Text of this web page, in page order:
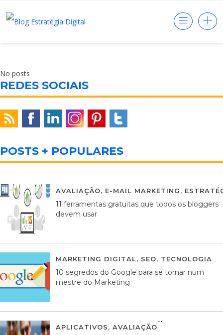
No posts
REDES SOCIAIS
POSTS + POPULARES
AVALIAÇÃO, E-MAIL MARKETING,
11 ferramentas gratuitas que todos os bloggers
devem usar
MARKETING DIGITAL, SEO, TECNOLOGIA
10 segredos do Google para se tornar num
mestre do Marketing
APLICATIVOS, AVALIAÇÃO